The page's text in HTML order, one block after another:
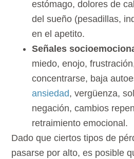
estómago, dolores de
del sueño (pesadillas,
en el apetito.
Señales
miedo, enojo,
concentrarse, baja
ansiedad, vergüenza,
negación, cambios
retraimiento emocional.
Dado que ciertos tipos de
pasarse por alto, es posible